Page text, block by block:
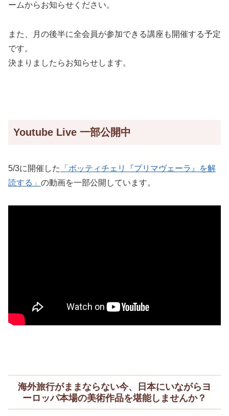
ームからお知らせください。
また、月の後半に全会員が参加できる講座も開催する予定
です。
決まりましたらお知らせします。
Youtube Live 一部公開中
5/3に開催した
「ボッティチェリ『プリマヴェーラ』を解
読する」 の動画を一部公開しています。
海外旅行がままならない今、日本にいながらヨ
ーロッパ本場の美術作品を堪能しませんか？